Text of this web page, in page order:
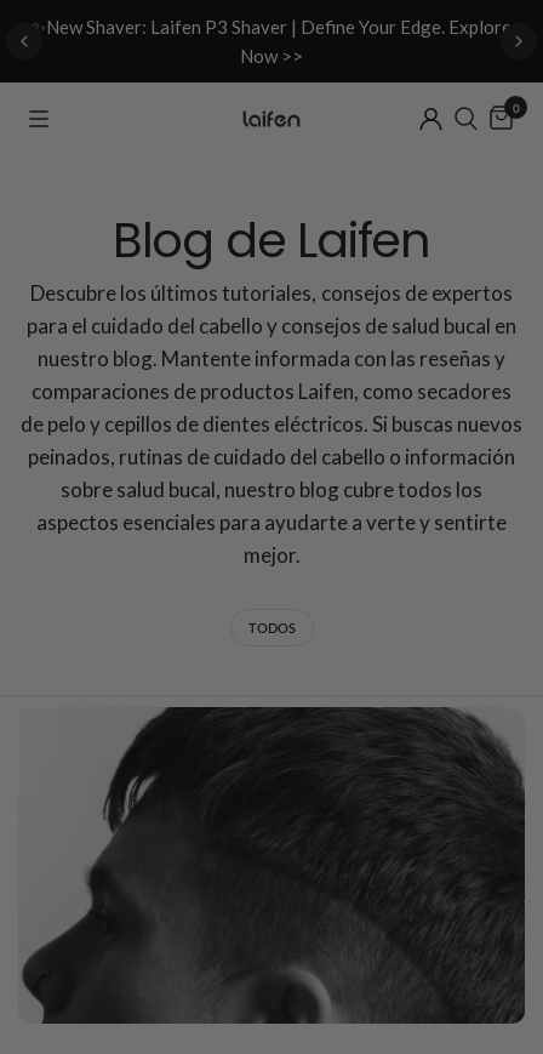
✨New Shaver: Laifen P3 Shaver | Define Your Edge. Explore
Now >>
0
Blog de Laifen
Descubre los últimos tutoriales, consejos de expertos
para el cuidado del cabello y consejos de salud bucal en
nuestro blog. Mantente informada con las reseñas y
comparaciones de productos Laifen, como secadores
de pelo y cepillos de dientes eléctricos. Si buscas nuevos
peinados, rutinas de cuidado del cabello o información
sobre salud bucal, nuestro blog cubre todos los
aspectos esenciales para ayudarte a verte y sentirte
mejor.
TODOS